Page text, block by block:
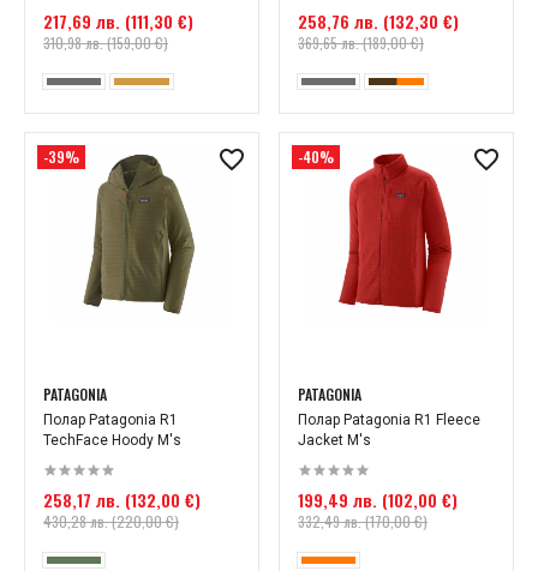
217,69 лв. (111,30 €)
310,98 лв. (159,00 €)
258,76 лв. (132,30 €)
369,65 лв. (189,00 €)
-39%
PATAGONIA
Полар Patagonia R1
TechFace Hoody M's
258,17 лв. (132,00 €)
430,28 лв. (220,00 €)
-40%
PATAGONIA
Полар Patagonia R1 Fleece
Jacket M's
199,49 лв. (102,00 €)
332,49 лв. (170,00 €)